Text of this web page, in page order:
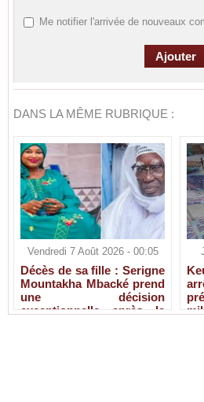
Me notifier l'arrivée de nouveaux
DANS LA MÊME RUBRIQUE :
Vendredi 7 Août 2026 - 00:05
Décès de sa fille : Serigne
Mountakha Mbacké prend
une décision
exceptionnelle après la